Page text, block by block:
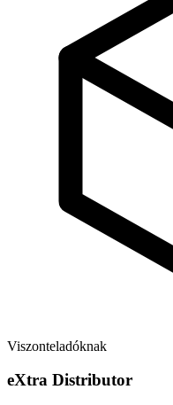
Viszonteladóknak
eXtra Distributor